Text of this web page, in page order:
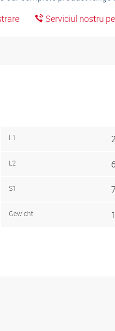
Serviciul nostru
L1
L2
S1
Gewicht